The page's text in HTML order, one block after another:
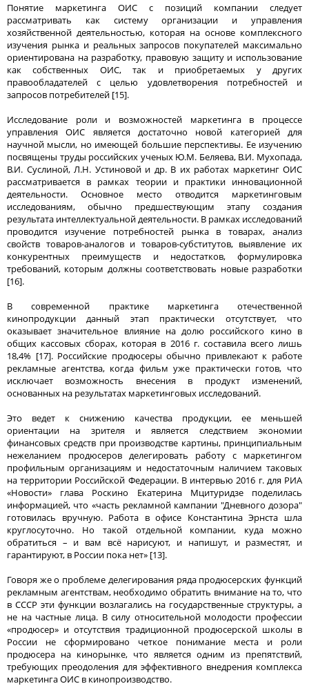
Понятие маркетинга ОИС с позиций компании следует
рассматривать как систему организации и управления
хозяйственной деятельностью, которая на основе комплексного
изучения рынка и реальных запросов покупателей максимально
ориентирована на разработку, правовую защиту и использование
как собственных ОИС, так и приобретаемых у других
правообладателей с целью удовлетворения потребностей и
запросов потребителей [15].
Исследование роли и возможностей маркетинга в процессе
управления ОИС является достаточно новой категорией для
научной мысли, но имеющей большие перспективы. Ее изучению
посвящены труды российских ученых Ю.М. Беляева, В.И. Мухопада,
В.И. Суслиной, Л.Н. Устиновой и др. В их работах маркетинг ОИС
рассматривается в рамках теории и практики инновационной
деятельности. Основное место отводится маркетинговым
исследованиям, обычно предшествующим этапу создания
результата интеллектуальной деятельности. В рамках исследований
проводится изучение потребностей рынка в товарах, анализ
свойств товаров-аналогов и товаров-субститутов, выявление их
конкурентных преимуществ и недостатков, формулировка
требований, которым должны соответствовать новые разработки
[16].
В современной практике маркетинга отечественной
кинопродукции данный этап практически отсутствует, что
оказывает значительное влияние на долю российского кино в
общих кассовых сборах, которая в 2016 г. составила всего лишь
18,4% [17]. Российские продюсеры обычно привлекают к работе
рекламные агентства, когда фильм уже практически готов, что
исключает возможность внесения в продукт изменений,
основанных на результатах маркетинговых исследований.
Это ведет к снижению качества продукции, ее меньшей
ориентации на зрителя и является следствием экономии
финансовых средств при производстве картины, принципиальным
нежеланием продюсеров делегировать работу с маркетингом
профильным организациям и недостаточным наличием таковых
на территории Российской Федерации. В интервью 2016 г. для РИА
«Новости» глава Роскино Екатерина Мцитуридзе поделилась
информацией, что «часть рекламной кампании "Дневного дозора"
готовилась вручную. Работа в офисе Константина Эрнста шла
круглосуточно. Но такой отдельной компании, куда можно
обратиться – и вам всё нарисуют, и напишут, и разместят, и
гарантируют, в России пока нет» [13].
Говоря же о проблеме делегирования ряда продюсерских функций
рекламным агентствам, необходимо обратить внимание на то, что
в СССР эти функции возлагались на государственные структуры, а
не на частные лица. В силу относительной молодости профессии
«продюсер» и отсутствия традиционной продюсерской школы в
России не сформировано четкое понимание места и роли
продюсера на кинорынке, что является одним из препятствий,
требующих преодоления для эффективного внедрения комплекса
маркетинга ОИС в кинопроизводство.